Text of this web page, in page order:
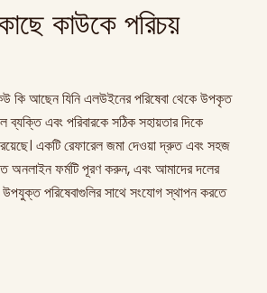
কাউকে পরিচয়
কি আছেন যিনি এলউইনের পরিষেবা থেকে উপকৃত
এবং পরিবারকে সঠিক সহায়তার দিকে
একটি রেফারেল জমা দেওয়া দ্রুত এবং সহজ
অনলাইন ফর্মটি পূরণ করুন, এবং আমাদের দলের
পরিষেবাগুলির সাথে সংযোগ স্থাপন করতে